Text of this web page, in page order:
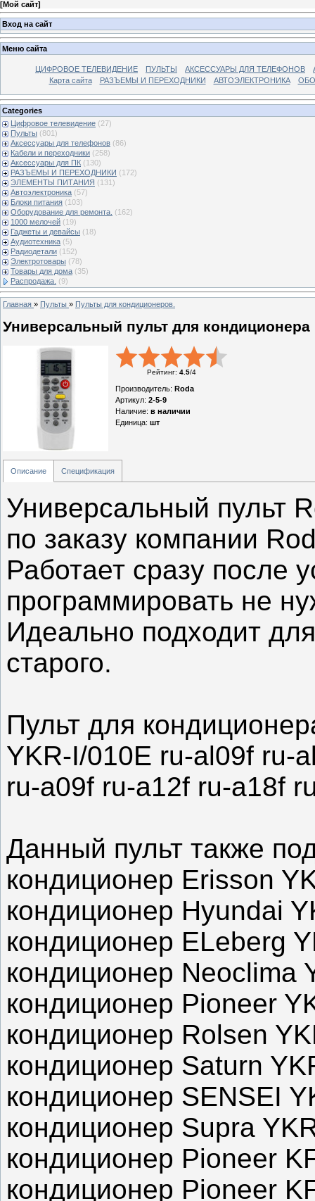
[Мой сайт]
Вход на сайт
Меню сайта
ЦИФРОВОЕ ТЕЛЕВИДЕНИЕ ПУЛЬТЫ АКСЕССУАРЫ ДЛЯ ТЕЛЕФОНОВ
Карта сайта
РАЗЪЕМЫ И ПЕРЕХОДНИКИ АВТОЭЛЕКТРОНИКА
Categories
Цифровое телевидение (27)
Пульты (801)
Аксессуары для телефонов (86)
Кабели и переходники (258)
Аксессуары для ПК (130)
РАЗЪЕМЫ И ПЕРЕХОДНИКИ (172)
ЭЛЕМЕНТЫ ПИТАНИЯ (131)
Автоэлектроника (57)
Блоки питания (103)
Оборудование для ремонта. (162)
1000 мелочей (19)
Гаджеты и девайсы (18)
Аудиотехника (5)
Радиодетали (152)
Электротовары (78)
Товары для дома (35)
Распродажа. (9)
Главная » Пульты » Пульты для кондиционеров.
Универсальный пульт для кондиционера
Рейтинг: 4.5/4
Производитель: Roda
Артикул: 2-5-9
Наличие: в наличии
Единица: шт
Описание Спецификация
Универсальный пульт
по заказу компании
Работает сразу после
программировать не
Идеально подходит
старого.
Пульт для
YKR-I/010E ru-al09f ru-
ru-a09f ru-a12f ru-a18f
Данный пульт также
кондиционер Erisson
кондиционер Hyundai
кондиционер ELeberg
кондиционер Neoclima
кондиционер Pioneer
кондиционер Rolsen
кондиционер Saturn
кондиционер SENSEI
кондиционер Supra
кондиционер Pioneer
кондиционер Pioneer